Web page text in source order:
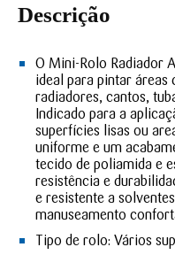
Descrição
O Mini-Rolo Radiador
ideal para pintar
radiadores, cantos,
Indicado para a
superfícies lisas ou
uniforme e um
tecido de poliamida e
resistência e
e resistente a
manuseamento
Tipo de rolo: Vários